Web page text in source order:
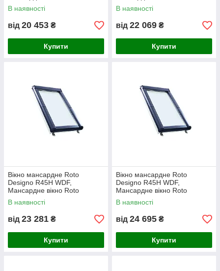
Designo R45H WDF 74х118
В наявності
від 20 453 ₴
Купити
Designo R45H WDF 74х140
В наявності
від 22 069 ₴
Купити
Вікно мансардне Roto
Designo R45H WDF,
Мансардне вікно Roto
Designo R45H WDF 94х118
В наявності
від 23 281 ₴
Купити
Вікно мансардне Roto
Designo R45H WDF,
Мансардне вікно Roto
Designo R45H WDF 94х140
В наявності
від 24 695 ₴
Купити